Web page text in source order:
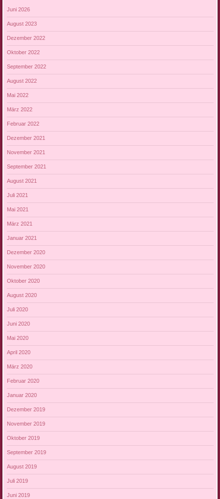
Juni 2026
August 2023
Dezember 2022
Oktober 2022
September 2022
August 2022
Mai 2022
März 2022
Februar 2022
Dezember 2021
November 2021
September 2021
August 2021
Juli 2021
Mai 2021
März 2021
Januar 2021
Dezember 2020
November 2020
Oktober 2020
August 2020
Juli 2020
Juni 2020
Mai 2020
April 2020
März 2020
Februar 2020
Januar 2020
Dezember 2019
November 2019
Oktober 2019
September 2019
August 2019
Juli 2019
Juni 2019